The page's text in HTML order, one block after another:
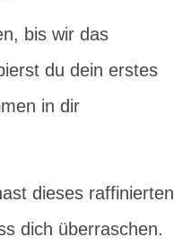
bis wir das
du dein erstes
in dir
dieses raffinierten
dich überraschen.